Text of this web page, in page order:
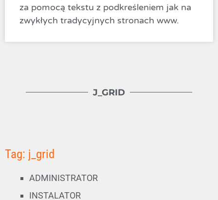
za pomocą tekstu z podkreśleniem jak na
zwykłych tradycyjnych stronach www.
J_GRID
Tag: j_grid
ADMINISTRATOR
INSTALATOR